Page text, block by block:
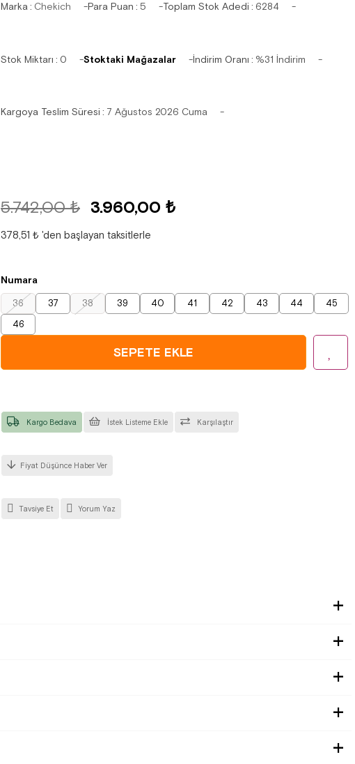
Marka: Chekich Para Puan : 5 Toplam Stok Adedi : 6284
Stok Miktarı : 0 Stoktaki Mağazalar İndirim Oranı : %31 İndirim
Kargoya Teslim Süresi : 7 Ağustos 2026 Cuma
5.742,00 ₺ 3.960,00 ₺
378,51 ₺ 'den başlayan taksitlerle
Numara
36 37 38 39 40 41 42 43 44
45
46
İstek Listeme Ekle Karşılaştır
Fiyat Düşünce Haber Ver
Kargo Bedava
Tavsiye Et Yorum Yaz